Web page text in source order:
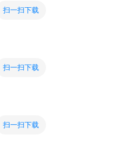
扫一扫下载
扫一扫下载
扫一扫下载